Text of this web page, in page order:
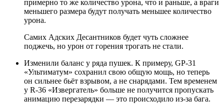
примерно то же количество урона, что и раньше, а враги
меньшего размера будут получать меньшее количество
урона.
Самих Адских Десантников будет чуть сложнее
поджечь, но урон от горения трогать не стали.
Изменили баланс у ряда пушек. К примеру, GP-31
«Ультиматум» сохранил свою общую мощь, но теперь
он сильнее бьёт взрывом, а не снарядами. Тем временем
у R-36 «Извергатель» больше не получится пропускать
анимацию перезарядки — это происходило из-за бага.